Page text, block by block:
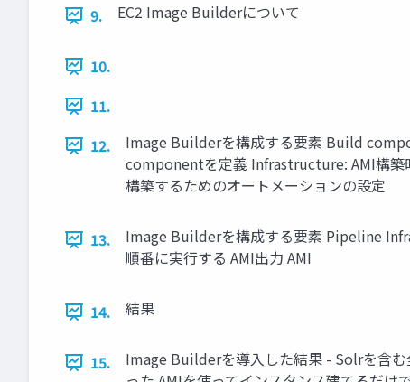
9.
EC2 Image Builderについて
10.
11.
12.
Image Builderを構成する要素 Build
componentを定義 Infrastructure: AMI構築
構築するためのオートメーションの設定
13.
Image Builderを構成する要素 Pipeline
順番に実行する AMI出力 AMI
14. 結果
15.
Image Builderを導入した結果 - Solrを含